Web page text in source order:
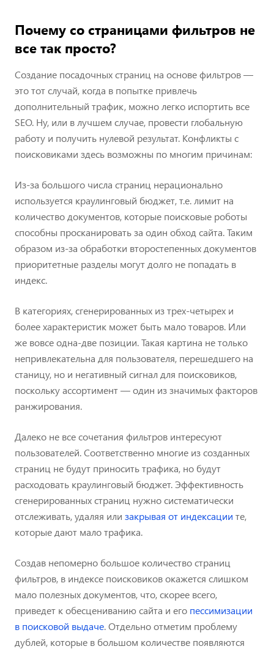
Почему со страницами фильтров не
все так просто?
Создание посадочных страниц на основе фильтров —
это тот случай, когда в попытке привлечь
дополнительный трафик, можно легко испортить все
SEO. Ну, или в лучшем случае, провести глобальную
работу и получить нулевой результат. Конфликты с
поисковиками здесь возможны по многим причинам:
Из-за большого числа страниц нерационально
используется краулинговый бюджет, т.е. лимит на
количество документов, которые поисковые роботы
способны просканировать за один обход сайта. Таким
образом из-за обработки второстепенных документов
приоритетные разделы могут долго не попадать в
индекс.
В категориях, сгенерированных из трех-четырех и
более характеристик может быть мало товаров. Или
же вовсе одна-две позиции. Такая картина не только
непривлекательна для пользователя, перешедшего на
станицу, но и негативный сигнал для поисковиков,
поскольку ассортимент — один из значимых факторов
ранжирования.
Далеко не все сочетания фильтров интересуют
пользователей. Соответственно многие из созданных
страниц не будут приносить трафика, но будут
расходовать краулинговый бюджет. Эффективность
сгенерированных страниц нужно систематически
отслеживать, удаляя или закрывая от индексации те,
которые дают мало трафика.
Создав непомерно большое количество страниц
фильтров, в индексе поисковиков окажется слишком
мало полезных документов, что, скорее всего,
приведет к обесцениванию сайта и его пессимизации
в поисковой выдаче. Отдельно отметим проблему
дублей, которые в большом количестве появляются